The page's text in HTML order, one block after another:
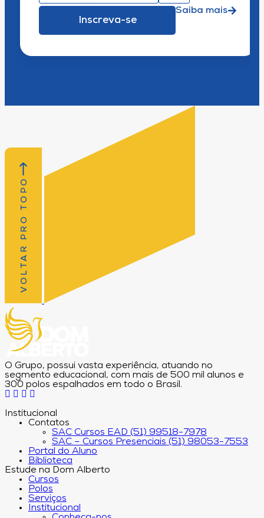
Inscreva-se
Saiba mais
VOLTAR PRO TOPO
O Grupo, possui vasta experiência, atuando no
segmento educacional, com mais de 500 mil alunos e
300 polos espalhados em todo o Brasil.
Institucional
Contatos
SAC Cursos EAD (51) 99518-7978
SAC – Cursos Presenciais (51) 98053-7553
Portal do Aluno
Biblioteca
Estude na Dom Alberto
Cursos
Polos
Serviços
Institucional